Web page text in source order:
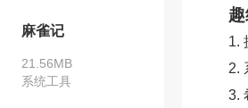
麻雀记
21.56MB
系统工具
1.
2.
3.